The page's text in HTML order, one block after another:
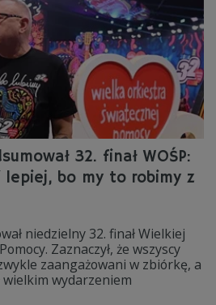
32. finał WOŚP:
bo my to robimy z
niedzielny 32. finał Wielkiej
Zaznaczył, że wszyscy
zaangażowani w zbiórkę, a
wielkim wydarzeniem